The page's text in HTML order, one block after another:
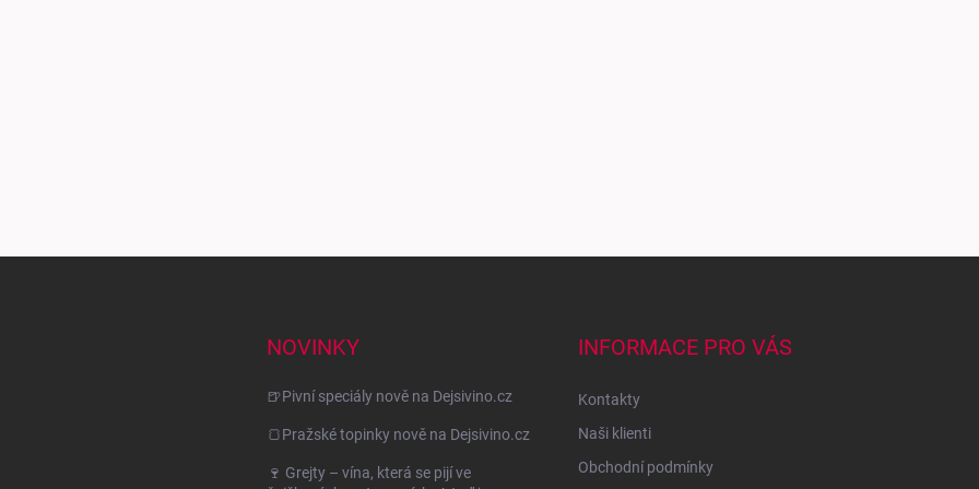
NOVINKY
🍺Pivní speciály nově na Dejsivino.cz
🍞Pražské topinky nově na Dejsivino.cz
🍷 Grejty – vína, která se pijí ve
INFORMACE PRO VÁS
Kontakty
Naši klienti
Obchodní podmínky